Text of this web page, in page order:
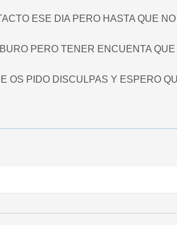
ESE DIA PERO HASTA QUE
PERO TENER ENCUENTA
OS PIDO DISCULPAS Y ESPERO